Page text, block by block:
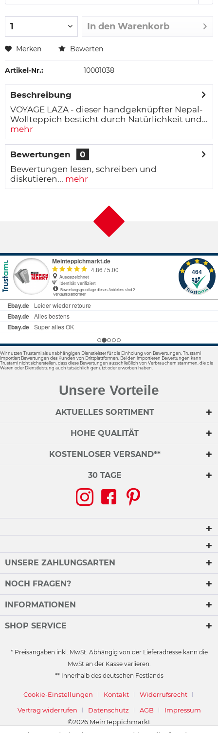
In den Warenkorb
Merken Bewerten
Artikel-Nr.: 10001038
Beschreibung
VOYAGE LAZA - dieser handgeknüpfter Nepal-
Wollteppich besticht durch Natürlichkeit und...
mehr
Bewertungen
0
Bewertungen lesen, schreiben und
diskutieren... mehr
Wir nutzen Trustami als unabhängigen Dienstleister für die Einholung von Bewertungen. Trustami
importiert Bewertungen des Kunden von Drittplattformen. Bei den importieren Bewertungen kann
Trustami nicht sicherstellen, dass diese Bewertungen ausschließlich von Verbrauchern stammen, die die
Waren oder Dienstleistung auch tatsächlich genutzt oder erworben haben.
Unsere Vorteile
AKTUELLES SORTIMENT
HOHE QUALITÄT
KOSTENLOSER VERSAND**
30 TAGE
UNSERE ZAHLUNGSARTEN
NOCH FRAGEN?
INFORMATIONEN
SHOP SERVICE
* Preisangaben inkl. MwSt. Abhängig von der Lieferadresse kann die
MwSt an der Kasse variieren.
** Innerhalb des deutschen Festlands
Cookie-Einstellungen Kontakt
Widerrufsrecht
Vertrag widerrufen
Datenschutz AGB
Impressum
©2026 MeinTeppichmarkt